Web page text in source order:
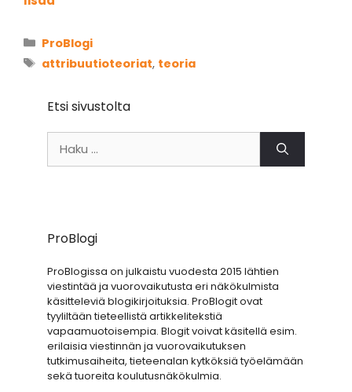
Kategoriat
ProBlogi
Avainsanat
attribuutioteoriat, teoria
Etsi sivustolta
ProBlogi
ProBlogissa on julkaistu vuodesta 2015 lähtien
viestintää ja vuorovaikutusta eri näkökulmista
käsitteleviä blogikirjoituksia. ProBlogit ovat
tyyliltään tieteellistä artikkelitekstiä
vapaamuotoisempia. Blogit voivat käsitellä esim.
erilaisia viestinnän ja vuorovaikutuksen
tutkimusaiheita, tieteenalan kytköksiä työelämään
sekä tuoreita koulutusnäkökulmia.